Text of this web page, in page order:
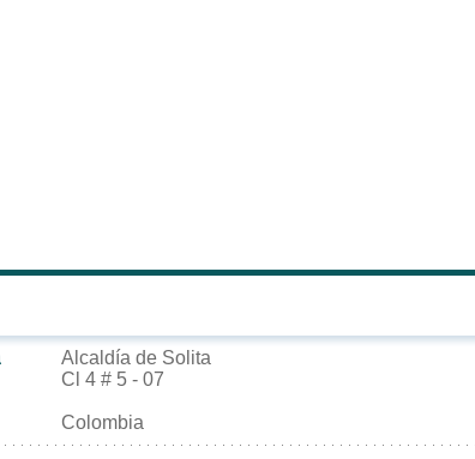
Alcaldía de Solita
Cl 4 # 5 - 07
Colombia